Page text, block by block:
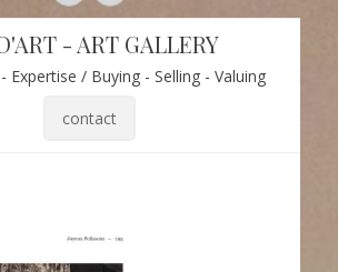
- ART GALLERY
Expertise / Buying - Selling - Valuing
contact